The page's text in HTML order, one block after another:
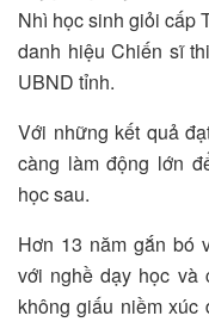
Nhì học sinh giỏi cấp
danh hiệu Chiến sĩ
UBND tỉnh.
Với những kết quả
càng làm động lớn
học sau.
Hơn 13 năm gắn bó
với nghề dạy học và
không giấu niềm xúc